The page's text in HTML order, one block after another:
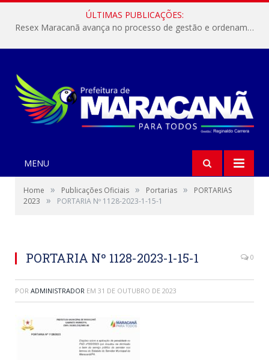
ÚLTIMAS PUBLICAÇÕES:
Resex Maracanã avança no processo de gestão e ordenamento do turismo em nossas áreas protegidas.
MENU
Home » Publicações Oficiais » Portarias »
PORTARIAS
2023
» PORTARIA Nº 1128-2023-1-15-1
PORTARIA Nº 1128-2023-1-15-1 0
POR ADMINISTRADOR EM 31 DE OUTUBRO DE 2023